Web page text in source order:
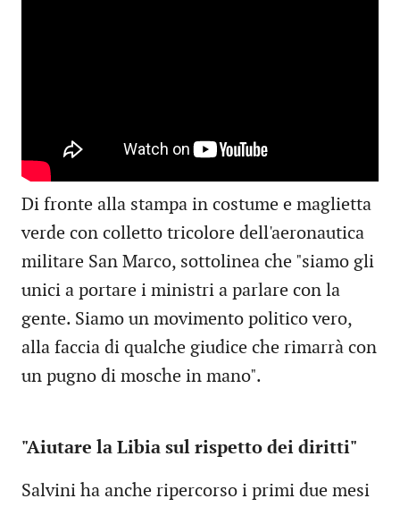
Di fronte alla stampa in costume e maglietta
verde con colletto tricolore dell'aeronautica
militare San Marco, sottolinea che "siamo gli
unici a portare i ministri a parlare con la
gente. Siamo un movimento politico vero,
alla faccia di qualche giudice che rimarrà con
un pugno di mosche in mano".
"Aiutare la Libia sul rispetto dei diritti"
Salvini ha anche ripercorso i primi due mesi